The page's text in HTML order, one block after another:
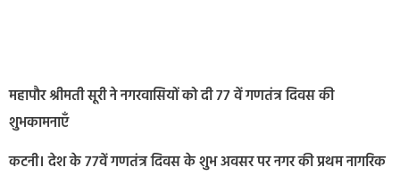
महापौर श्रीमती सूरी ने नगरवासियों को दी 77 वें गणतंत्र दिवस की
शुभकामनाएँ
कटनी। देश के 77वें गणतंत्र दिवस के शुभ अवसर पर नगर की प्रथम नागरिक